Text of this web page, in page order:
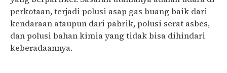
perkotaan, terjadi polusi asap gas buang baik dari
kendaraan ataupun dari pabrik, polusi serat asbes,
dan polusi bahan kimia yang tidak bisa dihindari
keberadaannya.